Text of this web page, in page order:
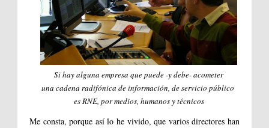
Si hay alguna empresa que puede -y debe- acometer
una cadena radifónica de información, de servicio público
es RNE, por medios, humanos y técnicos
Me consta, porque así lo he vivido, que varios directores han